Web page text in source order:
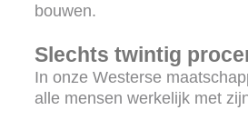
bouwen.
Slechts twintig
In onze Westerse
alle mensen werkelijk met